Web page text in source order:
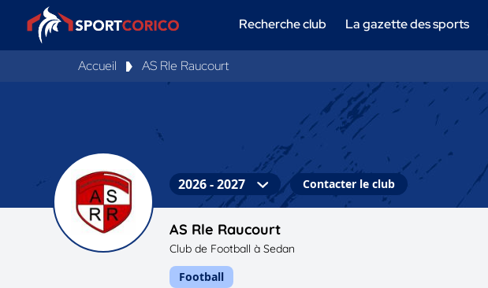
Recherche club La gazette des sports
Accueil AS Rle Raucourt
Contacter le club
AS Rle Raucourt
Club de Football à Sedan
Football